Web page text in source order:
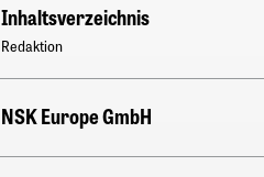
Inhaltsverzeichnis
Redaktion
NSK Europe GmbH